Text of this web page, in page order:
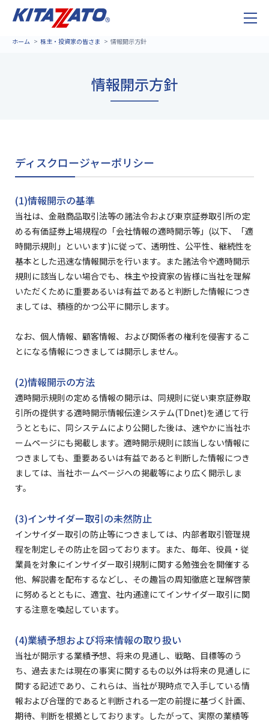
ホーム 株主・投資家の皆さま 情報開示方針
情報開示方針
ディスクロージャーポリシー
(1)情報開示の基準
当社は、金融商品取引法等の諸法令および東京証券取引所の定
める有価証券上場規程の「会社情報の適時開示等」(以下、「適
時開示規則」といいます)に従って、透明性、公平性、継続性を
基本とした迅速な情報開示を行います。また諸法令や適時開示
規則に該当しない場合でも、株主や投資家の皆様に当社を理解
いただくために重要あるいは有益であると判断した情報につき
ましては、積極的かつ公平に開示します。
なお、個人情報、顧客情報、および関係者の権利を侵害するこ
とになる情報につきましては開示しません。
(2)情報開示の方法
適時開示規則の定める情報の開示は、同規則に従い東京証券取
引所の提供する適時開示情報伝達システム(TDnet)を通じて行
うとともに、同システムにより公開した後は、速やかに当社ホ
ームページにも掲載します。適時開示規則に該当しない情報に
つきましても、重要あるいは有益であると判断した情報につき
ましては、当社ホームページへの掲載等により広く開示しま
す。
(3)インサイダー取引の未然防止
インサイダー取引の防止等につきましては、内部者取引管理規
程を制定しその防止を図っております。また、毎年、役員・従
業員を対象にインサイダー取引規制に関する勉強会を開催する
他、解説書を配布するなどし、その趣旨の周知徹底と理解啓蒙
に努めるとともに、適宜、社内通達にてインサイダー取引に関
する注意を喚起しています。
(4)業績予想および将来情報の取り扱い
当社が開示する業績予想、将来の見通し、戦略、目標等のう
ち、過去または現在の事実に関するもの以外は将来の見通しに
関する記述であり、これらは、当社が現時点で入手している情
報および合理的であると判断される一定の前提に基づく計画、
期待、判断を根拠としております。したがって、実際の業績等